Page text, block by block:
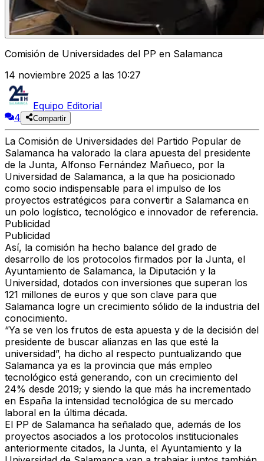
Comisión de Universidades del PP en Salamanca
14 noviembre 2025 a las 10:27
Equipo Editorial
4
Compartir
La Comisión de Universidades del Partido Popular de
Salamanca ha valorado la clara apuesta del presidente
de la Junta, Alfonso Fernández Mañueco, por la
Universidad de Salamanca, a la que ha posicionado
como socio indispensable para el impulso de los
proyectos estratégicos para convertir a Salamanca en
un polo logístico, tecnológico e innovador de referencia.
Publicidad
Publicidad
Así, la comisión ha hecho balance del grado de
desarrollo de los protocolos firmados por la Junta, el
Ayuntamiento de Salamanca, la Diputación y la
Universidad, dotados con inversiones que superan los
121 millones de euros y que son clave para que
Salamanca logre un crecimiento sólido de la industria del
conocimiento.
“Ya se ven los frutos de esta apuesta y de la decisión del
presidente de buscar alianzas en las que esté la
universidad”, ha dicho al respecto puntualizando que
Salamanca ya es la provincia que más empleo
tecnológico está generando, con un crecimiento del
24% desde 2019; y siendo la que más ha incrementado
en España la intensidad tecnológica de su mercado
laboral en la última década.
El PP de Salamanca ha señalado que, además de los
proyectos asociados a los protocolos institucionales
anteriormente citados, la Junta, el Ayuntamiento y la